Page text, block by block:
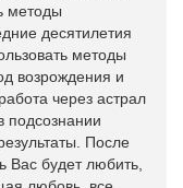
методы
десятилетия
методы
возрождения и
через астрал
подсознании
После
Вас будет любить,